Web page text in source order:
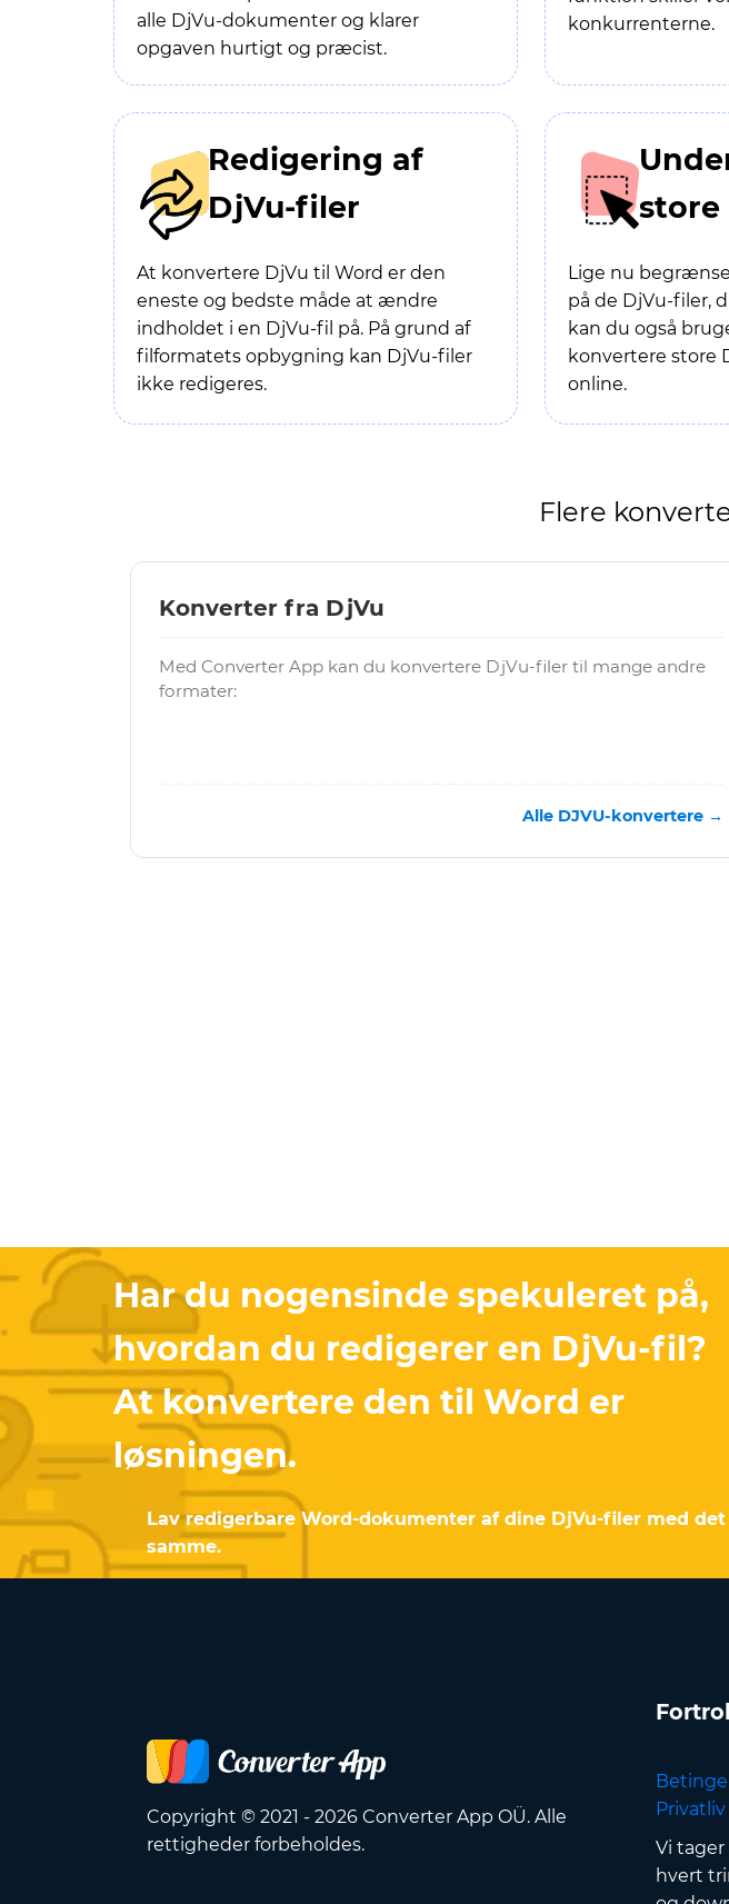
alle DjVu-dokumenter og klarer
opgaven hurtigt og præcist.
konkurrenterne.
Redigering af
DjVu-filer
At konvertere DjVu til Word er den
eneste og bedste måde at ændre
indholdet i en DjVu-fil på. På grund af
filformatets opbygning kan DjVu-filer
ikke redigeres.
store
Lige nu
på de DjVu-filer,
kan du også
konvertere store
online.
Flere
Konverter fra DjVu
Med Converter App kan du konvertere DjVu-filer til mange andre
formater:
Alle DJVU-konvertere →
Har du nogensinde spekuleret på,
hvordan du redigerer en DjVu-fil?
At konvertere den til Word er
løsningen.
Lav redigerbare Word-dokumenter af dine DjVu-filer med det
samme.
Copyright © 2021 - 2026 Converter App OÜ. Alle
rettigheder forbeholdes.
Privatliv
Vi
hvert